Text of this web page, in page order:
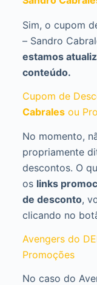
Sim, o cupom
– Sandro
estamos
conteúdo.
Cupom de
Cabrales ou
No momento,
propriamente
descontos. O
os links
de desconto,
clicando no
Avengers do
Promoções
No caso do